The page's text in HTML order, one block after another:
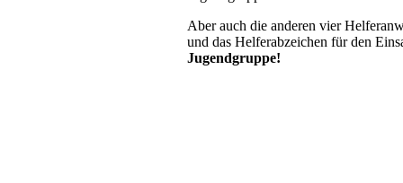
Aber auch die anderen vier
und das Helferabzeichen für den
Jugendgruppe!